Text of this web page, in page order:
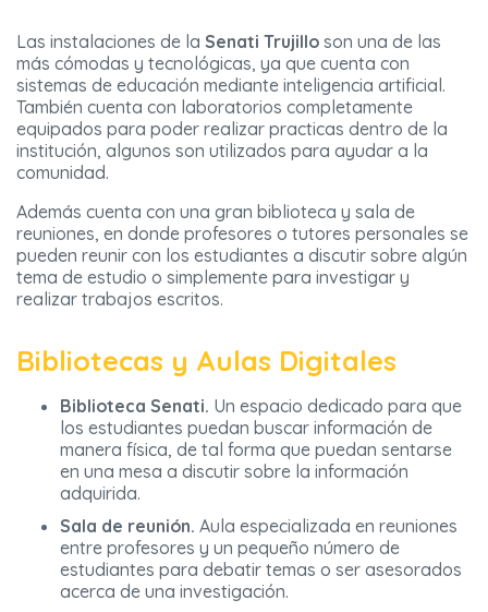
Las instalaciones de la Senati Trujillo son una de las
más cómodas y tecnológicas, ya que cuenta con
sistemas de educación mediante inteligencia artificial.
También cuenta con laboratorios completamente
equipados para poder realizar practicas dentro de la
institución, algunos son utilizados para ayudar a la
comunidad.
Además cuenta con una gran biblioteca y sala de
reuniones, en donde profesores o tutores personales se
pueden reunir con los estudiantes a discutir sobre algún
tema de estudio o simplemente para investigar y
realizar trabajos escritos.
Bibliotecas y Aulas Digitales
Biblioteca Senati. Un espacio dedicado para que
los estudiantes puedan buscar información de
manera física, de tal forma que puedan sentarse
en una mesa a discutir sobre la información
adquirida.
Sala de reunión. Aula especializada en reuniones
entre profesores y un pequeño número de
estudiantes para debatir temas o ser asesorados
acerca de una investigación.